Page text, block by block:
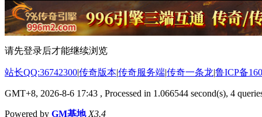
请先登录后才能继续浏览
站长QQ:36742300|传奇版本|传奇服务端|传奇一条龙|鲁ICP备
GMT+8, 2026-8-6 17:43 , Processed in 1.066544 second(s), 4
Powered by GM基地 X3.4